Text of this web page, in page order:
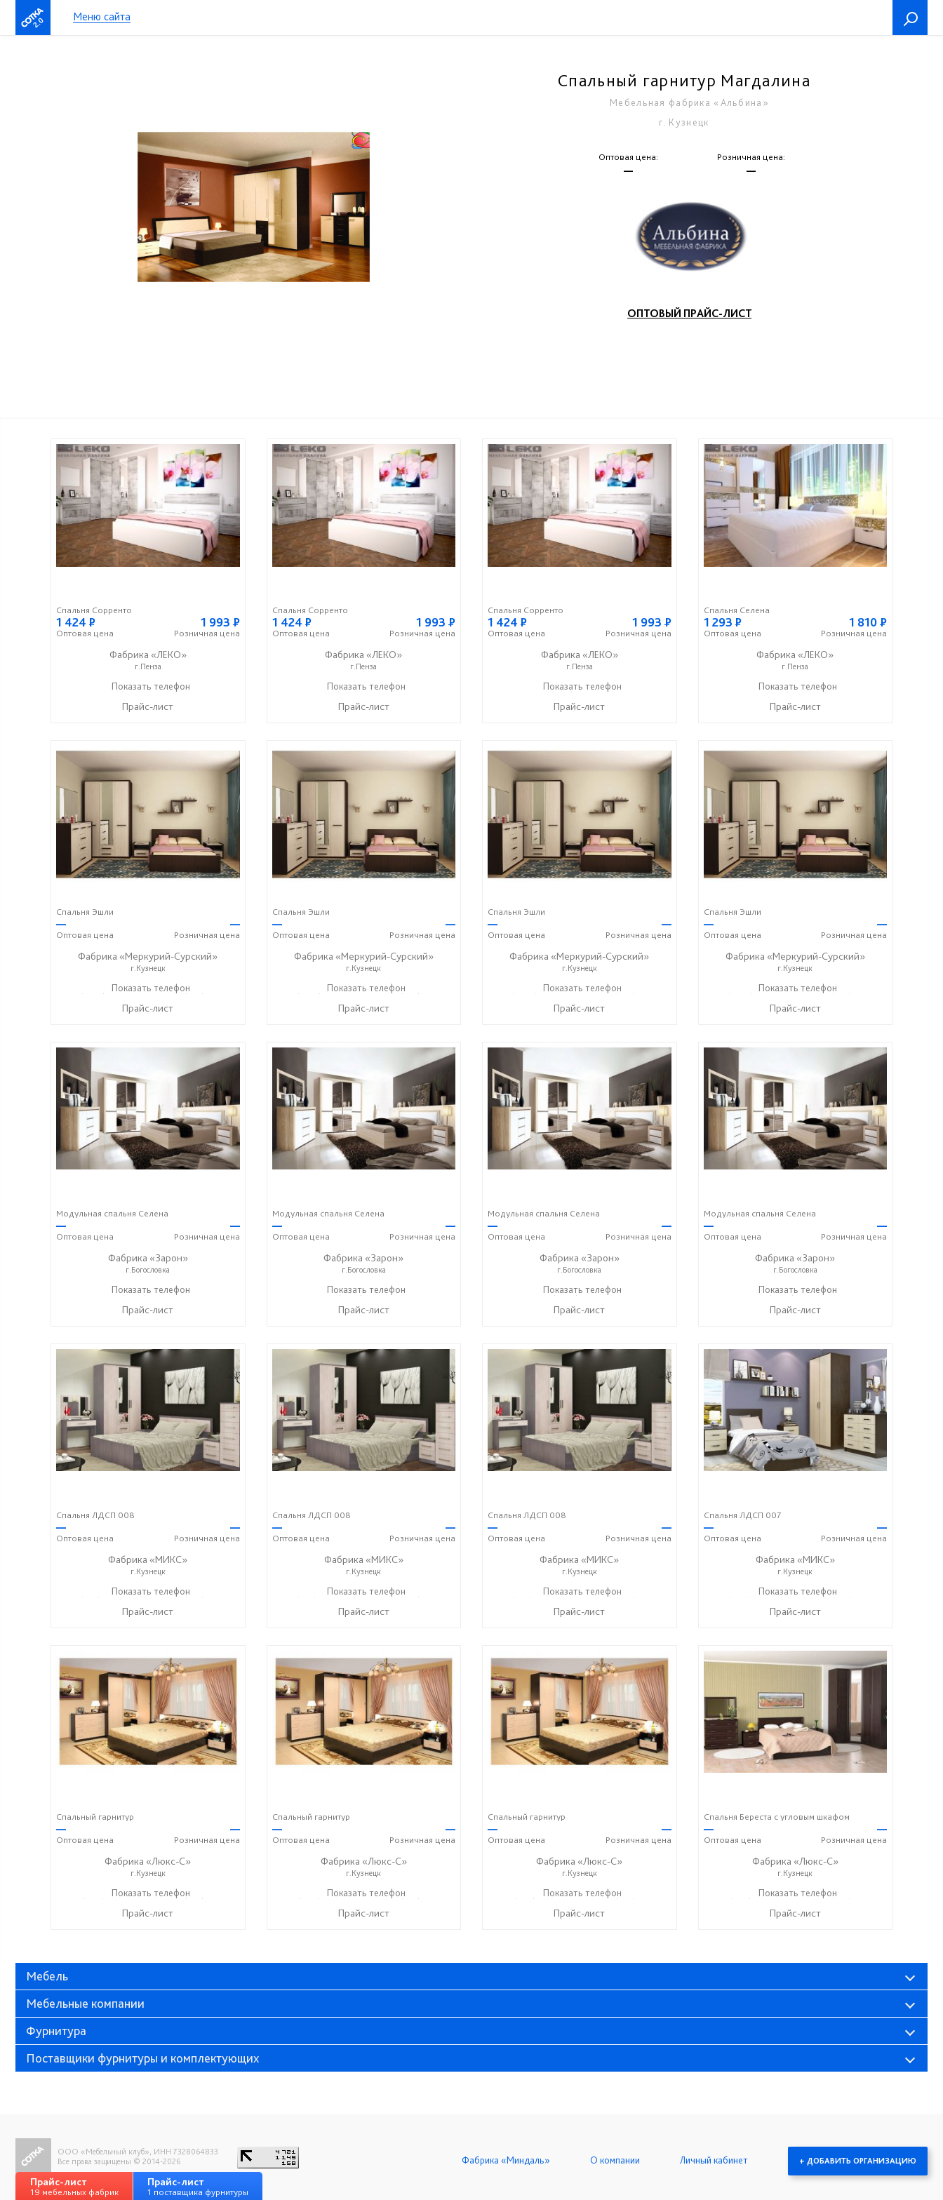
2.0 Меню сайта
Спальный гарнитур Магдалина
Мебельная фабрика «Альбина»
г. Кузнецк
Оптовая цена:
—
Розничная цена:
—
ОПТОВЫЙ ПРАЙС-ЛИСТ
Спальня Сорренто
1 424 Р
Оптовая цена
1 993 Р
Розничная цена
Фабрика «ЛЕКО»
г.Пенза
+7 (800) 222-93-90
Показать телефон
Прайс-лист
Спальня Сорренто
1 424 Р
Оптовая цена
1 993 Р
Розничная цена
Фабрика «ЛЕКО»
г.Пенза
+7 (800) 222-93-90
Показать телефон
Прайс-лист
Спальня Сорренто
1 424 Р
Оптовая цена
1 993 Р
Розничная цена
Фабрика «ЛЕКО»
г.Пенза
+7 (800) 222-93-90
Показать телефон
Прайс-лист
Спальня Селена
1 293 Р
Оптовая цена
1 810 Р
Розничная цена
Фабрика «ЛЕКО»
г.Пенза
+7 (800) 222-93-90
Показать телефон
Прайс-лист
Спальня Эшли
—
Оптовая цена
—
Розничная цена
Фабрика «Меркурий-Сурский»
г.Кузнецк
+7 (8415) 73-05-06 ☎+7 (937) 400-89-79
Показать телефон
Прайс-лист
Спальня Эшли
—
Оптовая цена
—
Розничная цена
Фабрика «Меркурий-Сурский»
г.Кузнецк
+7 (8415) 73-05-06 ☎+7 (937) 400-89-79
Показать телефон
Прайс-лист
Спальня Эшли
—
Оптовая цена
—
Розничная цена
Фабрика «Меркурий-Сурский»
г.Кузнецк
+7 (8415) 73-05-06 ☎+7 (937) 400-89-79
Показать телефон
Прайс-лист
Спальня Эшли
—
Оптовая цена
—
Розничная цена
Фабрика «Меркурий-Сурский»
г.Кузнецк
+7 (8415) 73-05-06 ☎+7 (937) 400-89-79
Показать телефон
Прайс-лист
Модульная спальня Селена
—
Оптовая цена
—
Розничная цена
Фабрика «Зарон»
г.Богословка
+7 (8412) 21-50-66
Показать телефон
Прайс-лист
Модульная спальня Селена
—
Оптовая цена
—
Розничная цена
Фабрика «Зарон»
г.Богословка
+7 (8412) 21-50-66
Показать телефон
Прайс-лист
Модульная спальня Селена
—
Оптовая цена
—
Розничная цена
Фабрика «Зарон»
г.Богословка
+7 (8412) 21-50-66
Показать телефон
Прайс-лист
Модульная спальня Селена
—
Оптовая цена
—
Розничная цена
Фабрика «Зарон»
г.Богословка
+7 (8412) 21-50-66
Показать телефон
Прайс-лист
Спальня ЛДСП 008
—
Оптовая цена
—
Розничная цена
Фабрика «МИКС»
г.Кузнецк
+7 (937) 423-36-37 ☎+7 (937) 428-44-55
Показать телефон
Прайс-лист
Спальня ЛДСП 008
—
Оптовая цена
—
Розничная цена
Фабрика «МИКС»
г.Кузнецк
+7 (937) 423-36-37 ☎+7 (937) 428-44-55
Показать телефон
Прайс-лист
Спальня ЛДСП 008
—
Оптовая цена
—
Розничная цена
Фабрика «МИКС»
г.Кузнецк
+7 (937) 423-36-37 ☎+7 (937) 428-44-55
Показать телефон
Прайс-лист
Спальня ЛДСП 007
—
Оптовая цена
—
Розничная цена
Фабрика «МИКС»
г.Кузнецк
+7 (937) 423-36-37 ☎+7 (937) 428-44-55
Показать телефон
Прайс-лист
Спальный гарнитур
—
Оптовая цена
—
Розничная цена
Фабрика «Люкс-С»
г.Кузнецк
+ 7 (999) 748-11-11 ☎+7 (927) 286-06-63
Показать телефон
Прайс-лист
Спальный гарнитур
—
Оптовая цена
—
Розничная цена
Фабрика «Люкс-С»
г.Кузнецк
+ 7 (999) 748-11-11 ☎+7 (927) 286-06-63
Показать телефон
Прайс-лист
Спальный гарнитур
—
Оптовая цена
—
Розничная цена
Фабрика «Люкс-С»
г.Кузнецк
+ 7 (999) 748-11-11 ☎+7 (927) 286-06-63
Показать телефон
Прайс-лист
Спальня Береста с угловым шкафом
—
Оптовая цена
—
Розничная цена
Фабрика «Люкс-С»
г.Кузнецк
+ 7 (999) 748-11-11 ☎+7 (927) 286-06-63
Показать телефон
Прайс-лист
Мебель
Мебельные компании
Фурнитура
Поставщики фурнитуры и комплектующих
ООО «Мебельный клуб», ИНН 7328064833
Все права защищены © 2014-2026
Фабрика «Миндаль» О компании Личный кабинет + ДОБАВИТЬ ОРГАНИЗАЦИЮ
Прайс-лист
19 мебельных фабрик
Прайс-лист
1 поставщика фурнитуры